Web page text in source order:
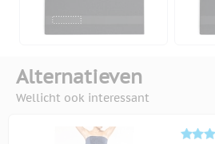
Alternatieven
Wellicht ook interessant